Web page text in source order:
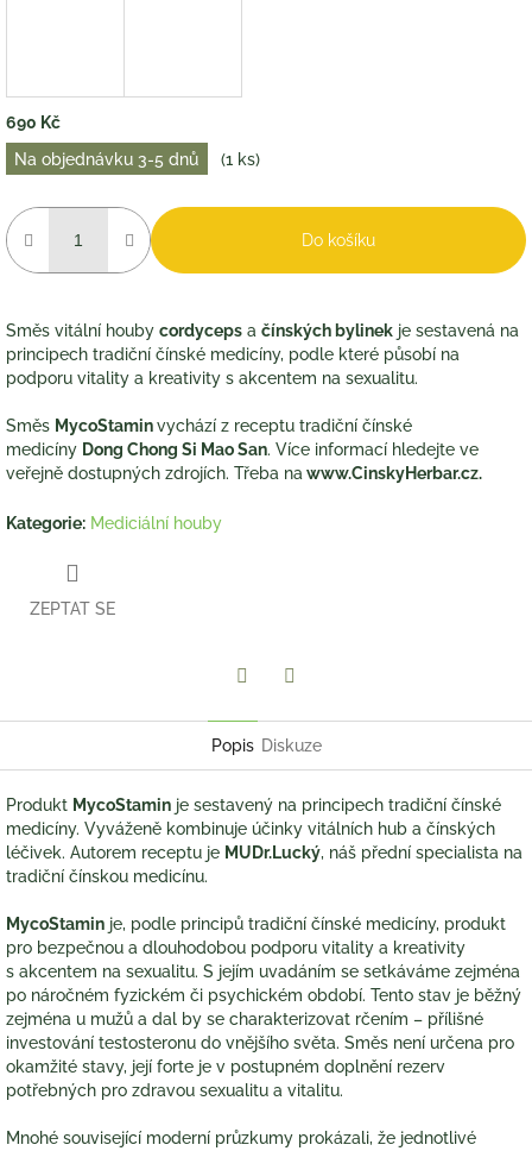
690 Kč
Měrná
cena:
Na objednávku 3-5 dnů (1 ks)
Do košíku
Směs vitální houby cordyceps a čínských bylinek je sestavená na
principech tradiční čínské medicíny, podle které působí na
podporu vitality a kreativity s akcentem na sexualitu.
Směs MycoStaminvychází z receptu tradiční čínské
medicíny Dong Chong Si Mao San. Více informací hledejte ve
veřejně dostupných zdrojích. Třeba na www.CinskyHerbar.cz.
Kategorie: Mediciální houby
ZEPTAT SE
Popis Diskuze
Produkt MycoStamin je sestavený na principech tradiční čínské
medicíny. Vyváženě kombinuje účinky vitálních hub a čínských
léčivek. Autorem receptu je MUDr.Lucký, náš přední specialista na
tradiční čínskou medicínu.
MycoStamin je, podle principů tradiční čínské medicíny, produkt
pro bezpečnou a dlouhodobou podporu vitality a kreativity
s akcentem na sexualitu. S jejím uvadáním se setkáváme zejména
po náročném fyzickém či psychickém období. Tento stav je běžný
zejména u mužů a dal by se charakterizovat rčením – přílišné
investování testosteronu do vnějšího světa. Směs není určena pro
okamžité stavy, její forte je v postupném doplnění rezerv
potřebných pro zdravou sexualitu a vitalitu.
Mnohé související moderní průzkumy prokázali, že jednotlivé